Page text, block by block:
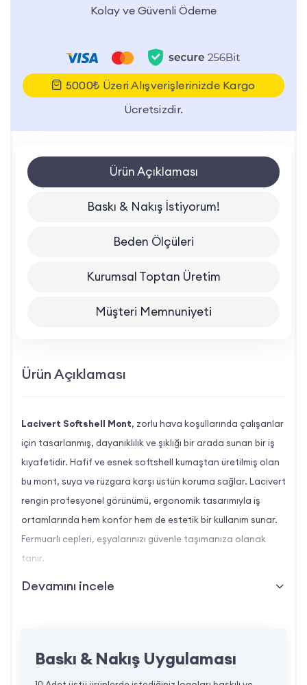
Kolay ve Güvenli Ödeme
5000₺ Üzeri Alışverişlerinizde Kargo
Ücretsizdir.
Ürün Açıklaması
Baskı & Nakış İstiyorum!
Beden Ölçüleri
Kurumsal Toptan Üretim
Müşteri Memnuniyeti
Ürün Açıklaması
Lacivert Softshell Mont, zorlu hava koşullarında çalışanlar
için tasarlanmış, dayanıklılık ve şıklığı bir arada sunan bir iş
kıyafetidir. Hafif ve esnek softshell kumaştan üretilmiş olan
bu mont, suya ve rüzgara karşı üstün koruma sağlar. Lacivert
rengin profesyonel görünümü, ergonomik tasarımıyla iş
ortamlarında hem konfor hem de estetik bir kullanım sunar.
Fermuarlı cepleri, eşyalarınızı güvenle taşımanıza olanak
tanır.
Lacivert Softshell Mont
ve dayanıklı softshell kumaş.
Devamını incele
Baskı & Nakış Uygulaması